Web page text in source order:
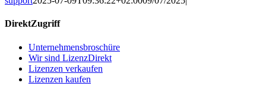
DirektZugriff
Unternehmensbroschüre
Wir sind LizenzDirekt
Lizenzen verkaufen
Lizenzen kaufen